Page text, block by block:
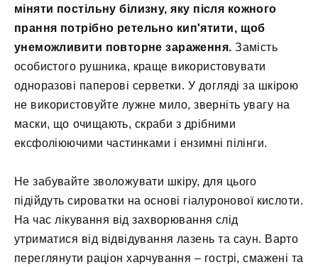
міняти постільну білизну, яку після кожного
прання потрібно ретельно кип'ятити, щоб
унеможливити повторне зараження. Замість
особистого рушника, краще використовувати
одноразові паперові серветки. У догляді за шкірою
не використовуйте лужне мило, зверніть увагу на
маски, що очищають, скраби з дрібними
ексфоліюючими частинками і ензимні пілінги.
Не забувайте зволожувати шкіру, для цього
підійдуть сироватки на основі гіалуронової кислоти.
На час лікування від захворювання слід
утриматися від відвідування лазень та саун. Варто
переглянути раціон харчування – гострі, смажені та